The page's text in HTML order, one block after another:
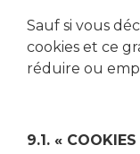
Sauf si vous
cookies et ce
réduire ou
9.1. « COOKIES